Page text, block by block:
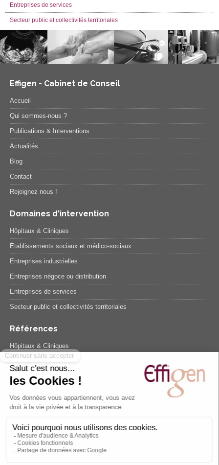
Entreprises de services
Secteur public et collectivités territoriales
Effigen - Cabinet de Conseil
Accueil
Qui sommes-nous ?
Publications & Interventions
Actualités
Blog
Contact
Rejoignez nous !
Domaines d'intervention
Hôpitaux & Cliniques
Établissements sociaux et médico-sociaux
Entreprises industrielles
Entreprises négoce ou distribution
Entreprises de services
Secteur public et collectivités territoriales
Références
Hôpitaux & Cliniques
Etablissements sociaux et médico-sociaux
Entreprises industrielles
Entreprises de services
Témoignages